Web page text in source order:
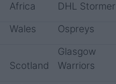
Africa
DHL
Wales Ospreys
Scotland
Glasgow
Warriors